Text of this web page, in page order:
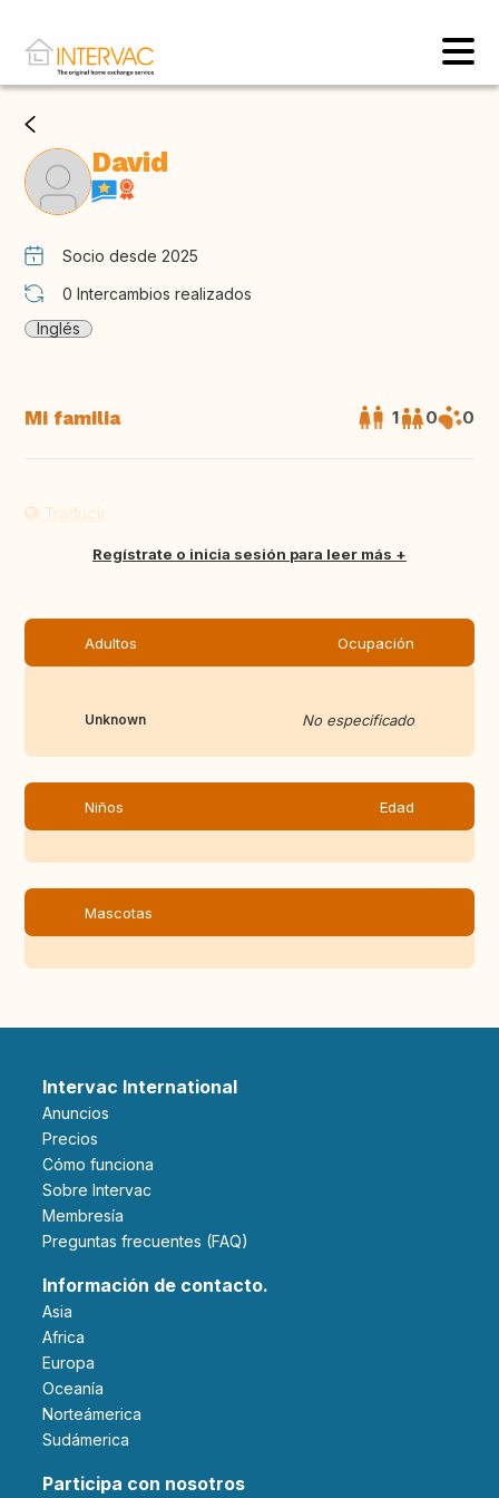
David
Socio desde 2025
0 Intercambios realizados
Inglés
Mi familia 1 0 0
Traducir
Regístrate o inicia sesión para leer más
Adultos Ocupación
Unknown No especificado
Niños Edad
Mascotas
Intervac International
Anuncios
Precios
Cómo funciona
Sobre Intervac
Membresía
Preguntas frecuentes (FAQ)
Información de contacto.
Asia
Africa
Europa
Oceanía
Norteámerica
Sudámerica
Participa con nosotros